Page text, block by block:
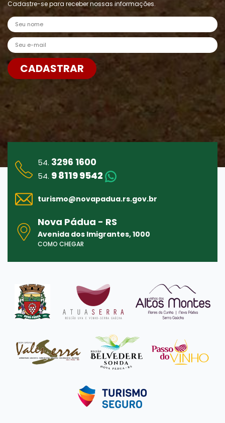
Cadastre-se para receber nossas informações.
Nome
E-mail
CADASTRAR
54. 3296 1600
54. 9 8119 9542
turismo@novapadua.rs.gov.br
Nova Pádua - RS
Avenida dos Imigrantes, 1000
COMO CHEGAR